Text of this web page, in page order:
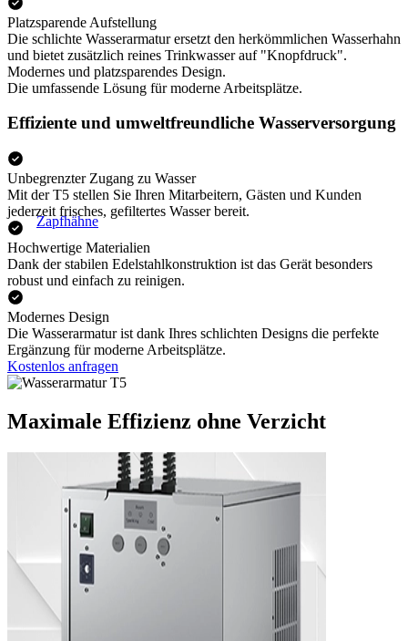
Zapfhähne
Platzsparende Aufstellung
Die schlichte Wasserarmatur ersetzt den herkömmlichen Wasserhahn
und bietet zusätzlich reines Trinkwasser auf "Knopfdruck".
Modernes und platzsparendes Design.
Die umfassende Lösung für moderne Arbeitsplätze.
Effiziente und umweltfreundliche Wasserversorgung
Unbegrenzter Zugang zu Wasser
Mit der T5 stellen Sie Ihren Mitarbeitern, Gästen und Kunden
jederzeit frisches, gefiltertes Wasser bereit.
Hochwertige Materialien
Dank der stabilen Edelstahlkonstruktion ist das Gerät besonders
robust und einfach zu reinigen.
Modernes Design
Die Wasserarmatur ist dank Ihres schlichten Designs die perfekte
Ergänzung für moderne Arbeitsplätze.
Kostenlos anfragen
Maximale Effizienz ohne Verzicht